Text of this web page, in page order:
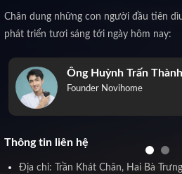
Chân dung những con người đầu tiên
phát triển tươi sáng tới ngày hôm nay:
Ông Huỳnh Trấn Thành
Founder Novihome
Thông tin liên hệ
Địa chỉ: Trần Khát Chân, Hai Bà